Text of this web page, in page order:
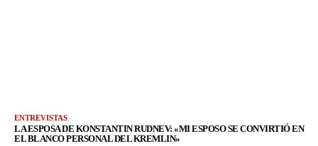
ENTREVISTAS
LA ESPOSA DE KONSTANTIN RUDNEV: «MI ESPOSO SE CONVIRTIÓ EN
EL BLANCO PERSONAL DEL KREMLIN»